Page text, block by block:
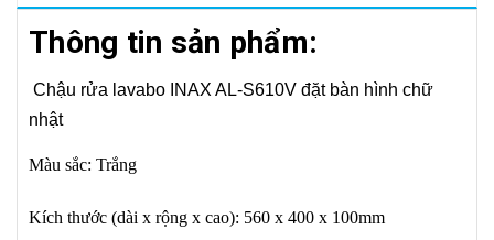
Thông tin sản phẩm:
Chậu rửa lavabo INAX AL-S610V đặt bàn hình chữ
nhật
Màu sắc: Trắng
Kích thước (dài x rộng x cao): 560 x 400 x 100mm